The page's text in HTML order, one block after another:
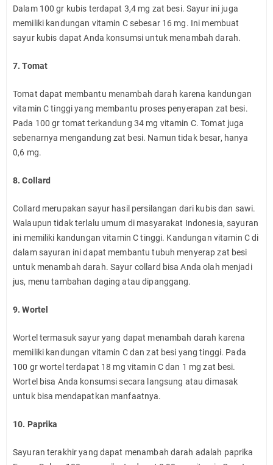
Dalam 100 gr kubis terdapat 3,4 mg zat besi. Sayur ini juga
memiliki kandungan vitamin C sebesar 16 mg. Ini membuat
sayur kubis dapat Anda konsumsi untuk menambah darah.
7. Tomat
Tomat dapat membantu menambah darah karena kandungan
vitamin C tinggi yang membantu proses penyerapan zat besi.
Pada 100 gr tomat terkandung 34 mg vitamin C. Tomat juga
sebenarnya mengandung zat besi. Namun tidak besar, hanya
0,6 mg.
8. Collard
Collard merupakan sayur hasil persilangan dari kubis dan sawi.
Walaupun tidak terlalu umum di masyarakat Indonesia, sayuran
ini memiliki kandungan vitamin C tinggi. Kandungan vitamin C di
dalam sayuran ini dapat membantu tubuh menyerap zat besi
untuk menambah darah. Sayur collard bisa Anda olah menjadi
jus, menu tambahan daging atau dipanggang.
9. Wortel
Wortel termasuk sayur yang dapat menambah darah karena
memiliki kandungan vitamin C dan zat besi yang tinggi. Pada
100 gr wortel terdapat 18 mg vitamin C dan 1 mg zat besi.
Wortel bisa Anda konsumsi secara langsung atau dimasak
untuk bisa mendapatkan manfaatnya.
10. Paprika
Sayuran terakhir yang dapat menambah darah adalah paprika